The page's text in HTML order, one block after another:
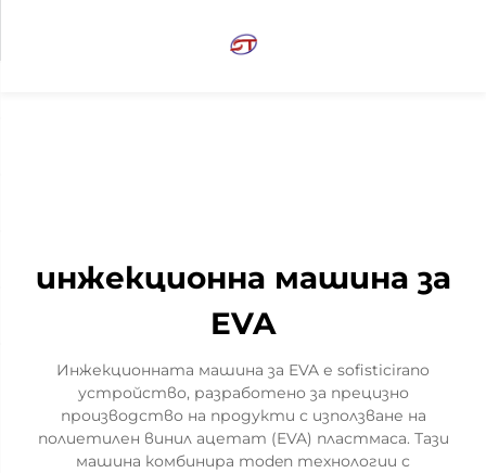
инжекционна машина за
EVA
Инжекционната машина за EVA е sofisticirano
устройство, разработено за прецизно
производство на продукти с използване на
полиетилен винил ацетат (EVA) пластмаса. Тази
машина комбинира moden технологии с